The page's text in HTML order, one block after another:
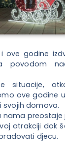
ove godine
povodom
situacije,
ove godine
svojih domova.
nama preostaje
atrakciji dok
djecu.